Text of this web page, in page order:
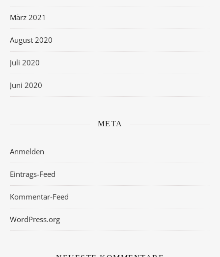
März 2021
August 2020
Juli 2020
Juni 2020
META
Anmelden
Eintrags-Feed
Kommentar-Feed
WordPress.org